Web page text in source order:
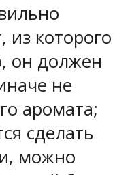
из которого
он должен
не
аромата;
сделать
можно